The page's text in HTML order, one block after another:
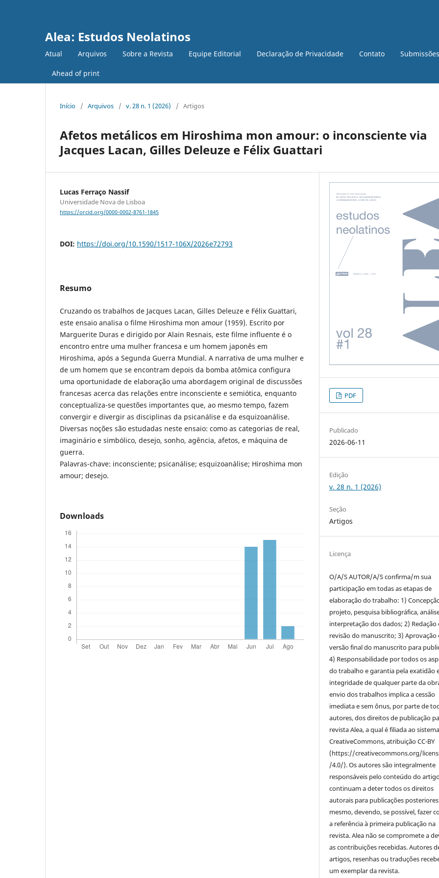
Alea: Estudos Neolatinos
Atual Arquivos Sobre a Revista Equipe Editorial Declaração de Privacidade Contato Submissões
Ahead of print
Início / Arquivos / v. 28 n. 1 (2026) / Artigos
Afetos metálicos em Hiroshima mon amour: o inconsciente via
Jacques Lacan, Gilles Deleuze e Félix Guattari
Lucas Ferraço Nassif
Universidade Nova de Lisboa
https://orcid.org/0000-0002-8761-1845
DOI: https://doi.org/10.1590/1517-106X/2026e72793
Resumo
Cruzando os trabalhos de Jacques Lacan, Gilles Deleuze e Félix Guattari,
este ensaio analisa o filme Hiroshima mon amour (1959). Escrito por
Marguerite Duras e dirigido por Alain Resnais, este filme influente é o
encontro entre uma mulher francesa e um homem japonês em
Hiroshima, após a Segunda Guerra Mundial. A narrativa de uma mulher e
de um homem que se encontram depois da bomba atômica configura
uma oportunidade de elaboração uma abordagem original de discussões
francesas acerca das relações entre inconsciente e semiótica, enquanto
conceptualiza-se questões importantes que, ao mesmo tempo, fazem
convergir e divergir as disciplinas da psicanálise e da esquizoanálise.
Diversas noções são estudadas neste ensaio: como as categorias de real,
imaginário e simbólico, desejo, sonho, agência, afetos, e máquina de
guerra.
Palavras-chave: inconsciente; psicanálise; esquizoanálise; Hiroshima mon
amour; desejo.
Downloads
PDF
Publicado
2026-06-11
Edição
v. 28 n. 1 (2026)
Seção
Artigos
Licença
O/A/S AUTOR/A/S confirma/m sua
participação em todas as etapas de
elaboração do trabalho: 1)
projeto, pesquisa bibliográfica,
interpretação dos dados; 2) Redação
revisão do manuscrito; 3) Aprovação
versão final do manuscrito para
4) Responsabilidade por todos os
do trabalho e garantia pela exatidão
integridade de qualquer parte da
envio dos trabalhos implica a cessão
imediata e sem ônus, por parte de
autores, dos direitos de publicação
revista Alea, a qual é filiada ao sistema
CreativeCommons, atribuição CC-BY
(https://creativecommons.org/
/4.0/). Os autores são integralmente
responsáveis pelo conteúdo do
continuam a deter todos os direitos
autorais para publicações
mesmo, devendo, se possível, fazer
a referência à primeira publicação na
revista. Alea não se compromete a
as contribuições recebidas. Autores
artigos, resenhas ou traduções
um exemplar da revista.